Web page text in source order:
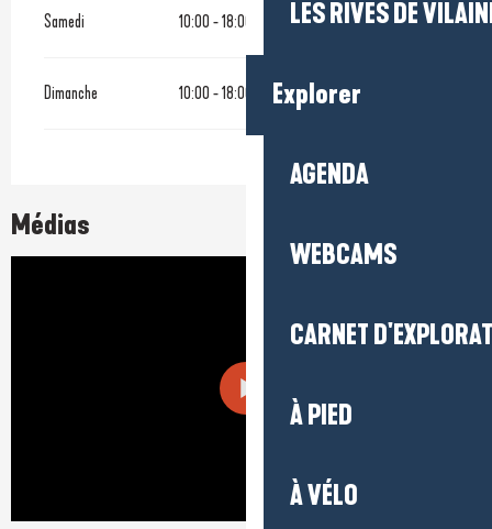
LES RIVES DE
Explorer
AGENDA
WEBCAMS
CARNET
À PIED
À VÉLO
Samedi 10:00 - 18:00
Dimanche 10:00 - 18:00
Médias